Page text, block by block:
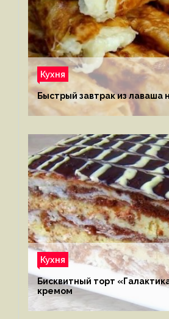
Кухня
Быстрый завтрак из лаваша
Кухня
Бисквитный торт
кремом